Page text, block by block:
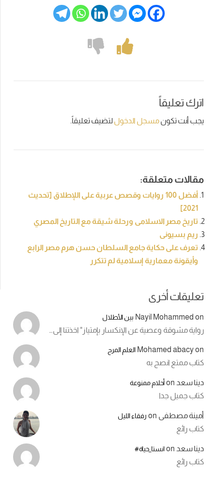
اترك تعليقاً
يجب أنت تكونمسجل الدخوللتضيف تعليقاً.
مقالات متعلقة:
أفضل 100 روايات وقصص عربية على اللإطلاق [تحديث
2021]
تاريخ مصر الاسلامى ورحلة شيقة مع التاريخ المصري
ريم بسيونى
تعرف على حكاية جامع السلطان حسن هرم مصر الرابع
وأيقونة معمارية إسلامية لم تتكرر
تعليقات أخرى
Nayil Mohammed on بين الأطلال
رواية مشوقة وعصية عن الإنكسار بإمتياز" اخذتنا إلى…
Mohamed abacyon العلم المرح
كتاب ممتع انصح به
دينا سعد onأحلام ممنوعة
كتاب جميل جدا
أمينة مصطفى on رفقاء الليل
كتاب رائع
دينا سعد onانستا_حياة#
كتاب رائع